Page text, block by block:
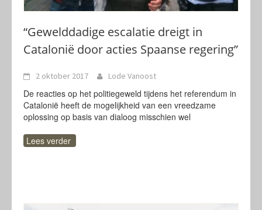
“Gewelddadige escalatie dreigt in
Catalonië door acties Spaanse regering”
2 oktober 2017 Lode Vanoost
De reacties op het politiegeweld tijdens het referendum in
Catalonië heeft de mogelijkheid van een vreedzame
oplossing op basis van dialoog misschien wel
Lees verder